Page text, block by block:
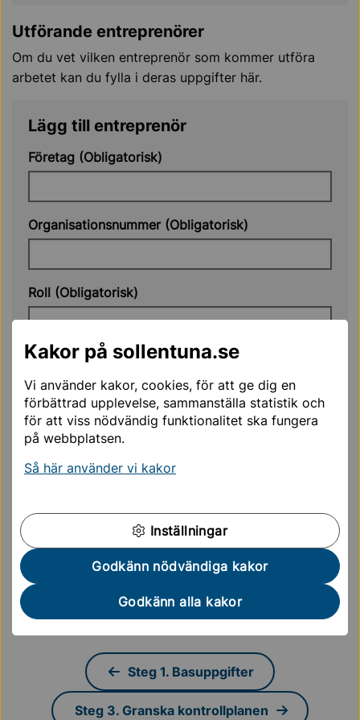
Kakor på sollentuna.se
Vi använder kakor, cookies, för att ge dig en
förbättrad upplevelse, sammanställa statistik och
för att viss nödvändig funktionalitet ska fungera
på webbplatsen.
Så här använder vi kakor
Inställningar
Godkänn nödvändiga kakor
Godkänn alla kakor
Utförande entreprenörer
Om du vet vilken entreprenör som kommer utföra
arbetet kan du fylla i deras uppgifter här.
Lägg till entreprenör
Företag (Obligatorisk)
Organisationsnummer (Obligatorisk)
Roll (Obligatorisk)
Namn på arbetsledare (Obligatorisk)
Telefonnummer (Obligatorisk)
Kontrollpunkter
Kontrollpunkter
Vänligen välj en kontrollplan i steg 1
Steg 1. Basuppgifter
Steg 3. Granska kontrollplanen